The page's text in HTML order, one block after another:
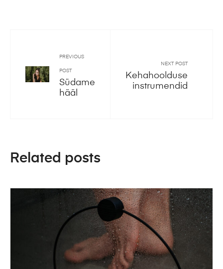
PREVIOUS
POST
Südame
hääl
NEXT POST
Kehahoolduse
instrumendid
Related posts